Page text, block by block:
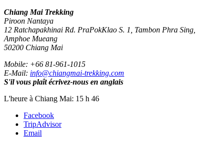
Chiang Mai Trekking
Piroon Nantaya
12 Ratchapakhinai Rd. PraPokKlao S. 1, Tambon Phra Sing,
Amphoe Mueang
50200 Chiang Mai
Mobile: +66 81-961-1015
E-Mail: info@chiangmai-trekking.com
S'il vous plaît écrivez-nous en anglais
L'heure à Chiang Mai: 15 h 46
Facebook
TripAdvisor
Email